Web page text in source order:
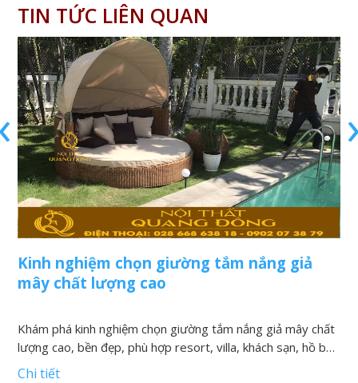
TIN TỨC LIÊN QUAN
Kinh nghiệm chọn giường tắm nắng giả
mây chất lượng cao
Khám phá kinh nghiệm chọn giường tắm nắng giả mây chất
lượng cao, bền đẹp, phù hợp resort, villa, khách sạn, hồ bơi
và khu nghỉ dưỡng
Chi tiết